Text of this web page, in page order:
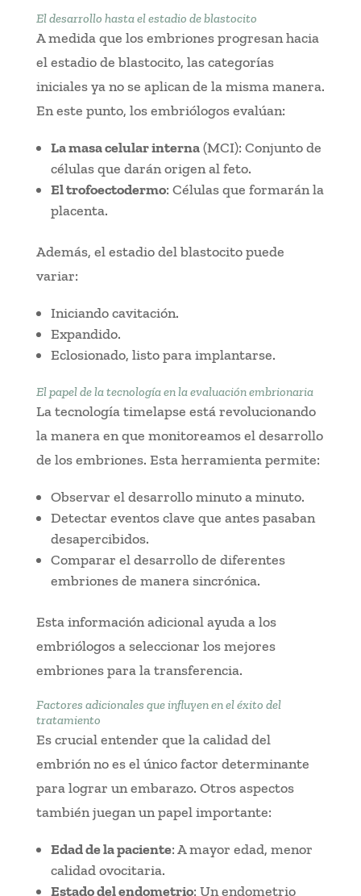
El desarrollo hasta el estadio de blastocito
A medida que los embriones progresan hacia
el estadio de blastocito, las categorías
iniciales ya no se aplican de la misma manera.
En este punto, los embriólogos evalúan:
La masa celular interna(MCI): Conjunto de
células que darán origen al feto.
El trofoectodermo: Células que formarán la
placenta.
Además, el estadio del blastocito puede
variar:
Iniciando cavitación.
Expandido.
Eclosionado, listo para implantarse.
El papel de la tecnología en la evaluación embrionaria
La tecnología timelapse está revolucionando
la manera en que monitoreamos el desarrollo
de los embriones. Esta herramienta permite:
Observar el desarrollo minuto a minuto.
Detectar eventos clave que antes pasaban
desapercibidos.
Comparar el desarrollo de diferentes
embriones de manera sincrónica.
Esta información adicional ayuda a los
embriólogos a seleccionar los mejores
embriones para la transferencia.
Factores adicionales que influyen en el éxito del
tratamiento
Es crucial entender que la calidad del
embrión no es el único factor determinante
para lograr un embarazo. Otros aspectos
también juegan un papel importante:
Edad de la paciente: A mayor edad, menor
calidad ovocitaria.
Estado del endometrio: Un endometrio